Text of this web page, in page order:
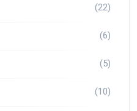
(22)
(6)
(5)
(10)